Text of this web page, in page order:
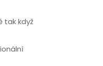
tak když